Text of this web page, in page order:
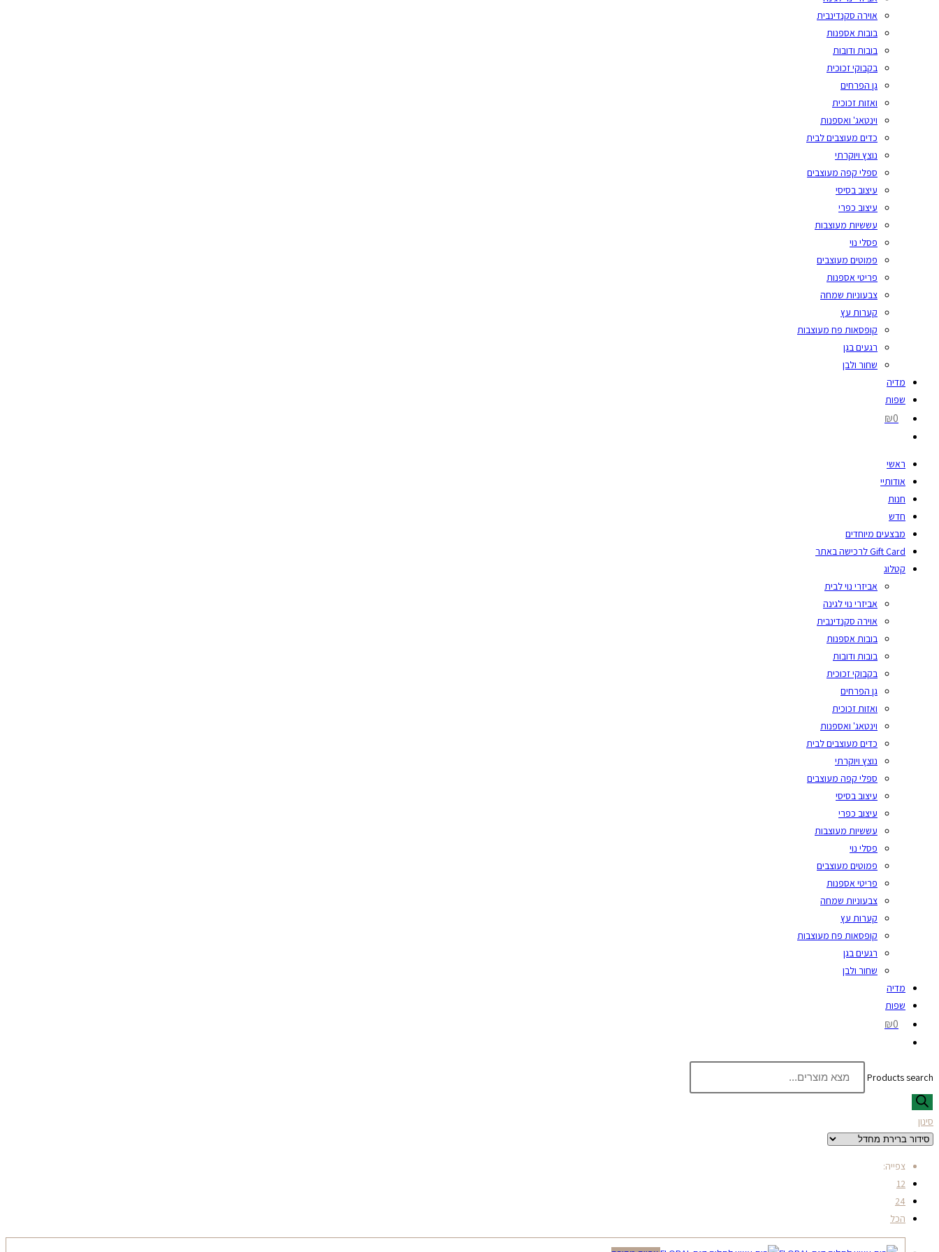
אוירה סקנדינבית
בובות אספנות
בובות ודובות
בקבוקי זכוכית
גן הפרחים
ואזות זכוכית
וינטאג' ואספנות
כדים מעוצבים לבית
נוצץ ויוקרתי
ספלי קפה מעוצבים
עיצוב בסיסי
עיצוב כפרי
עששיות מעוצבות
פסלי נוי
פמוטים מעוצבים
פריטי אספנות
צבעוניות שמחה
קערות עץ
קופסאות פח מעוצבות
רגעים בגן
שחור ולבן
מדיה
שפות
₪0
ראשי
אודותיי
חנות
חדש
מבצעים מיוחדים
Gift Card לרכישה באתר
קטלוג
אביזרי נוי לבית
אביזרי נוי לגינה
אוירה סקנדינבית
בובות אספנות
בובות ודובות
בקבוקי זכוכית
גן הפרחים
ואזות זכוכית
וינטאג' ואספנות
כדים מעוצבים לבית
נוצץ ויוקרתי
ספלי קפה מעוצבים
עיצוב בסיסי
עיצוב כפרי
עששיות מעוצבות
פסלי נוי
פמוטים מעוצבים
פריטי אספנות
צבעוניות שמחה
קערות עץ
קופסאות פח מעוצבות
רגעים בגן
שחור ולבן
מדיה
שפות
₪0
Products search
סינון
צפייה:
12
24
הכל